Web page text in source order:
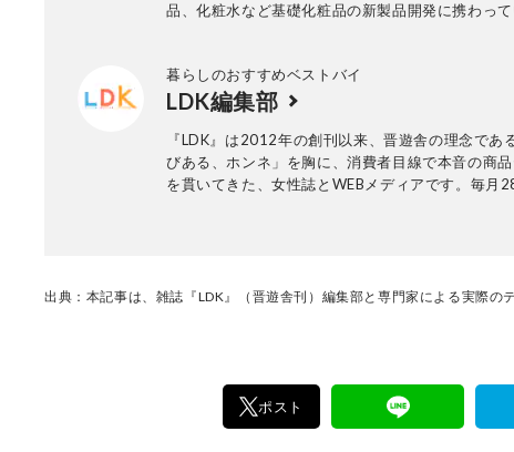
品、化粧水など基礎化粧品の新製品開発に携わって
暮らしのおすすめベストバイ
LDK編集部
『LDK』は2012年の創刊以来、晋遊舎の理念であ
びある、ホンネ」を胸に、消費者目線で本音の商品
を貫いてきた、女性誌とWEBメディアです。毎月
なたにお届け。編集長・高橋咲彩を中心に、11名
出典：本記事は、雑誌『LDK』（晋遊舎刊）編集部と専門家による実際の
ポスト